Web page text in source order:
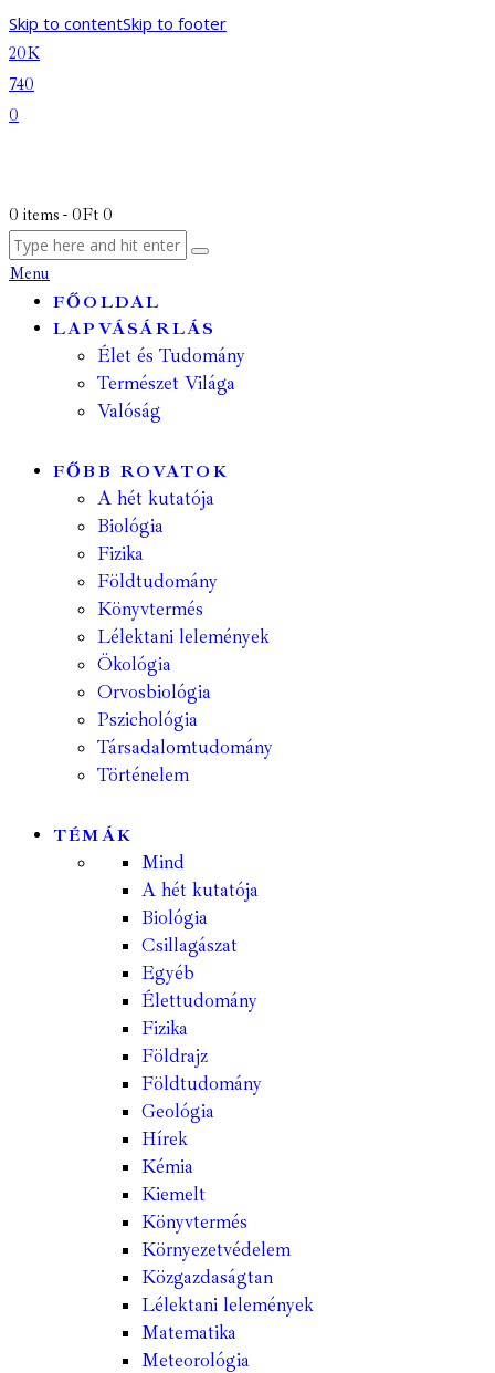
Skip to contentSkip to footer
20K
740
0
0 items - 0Ft 0
Menu
FŐOLDAL
LAPVÁSÁRLÁS
Élet és Tudomány
Természet Világa
Valóság
FŐBB ROVATOK
A hét kutatója
Biológia
Fizika
Földtudomány
Könyvtermés
Lélektani lelemények
Ökológia
Orvosbiológia
Pszichológia
Társadalomtudomány
Történelem
TÉMÁK
Mind
A hét kutatója
Biológia
Csillagászat
Egyéb
Élettudomány
Fizika
Földrajz
Földtudomány
Geológia
Hírek
Kémia
Kiemelt
Könyvtermés
Környezetvédelem
Közgazdaságtan
Lélektani lelemények
Matematika
Meteorológia